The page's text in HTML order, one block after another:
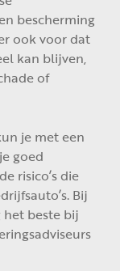
bescherming
ook voor dat
kan blijven,
of
je met een
goed
risico’s die
Bij
het beste bij